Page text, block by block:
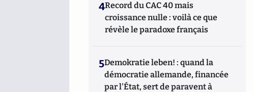
4Record du CAC 40 mais
croissance nulle : voilà ce que
révèle le paradoxe français
5Demokratie leben! : quand la
démocratie allemande, financée
par l'État, sert de paravent à